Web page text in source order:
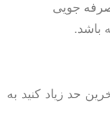
صرفه جویی
باشد.
حد زیاد کنید به